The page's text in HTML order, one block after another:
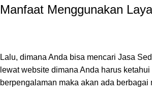
Manfaat Menggunakan
Lalu, dimana Anda bisa mencari Jasa
lewat website dimana Anda harus
berpengalaman maka akan ada